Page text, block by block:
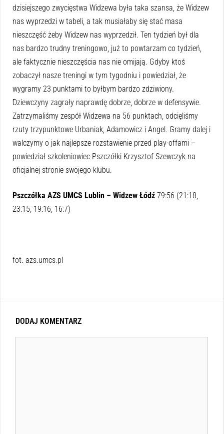
dzisiejszego zwycięstwa Widzewa była taka szansa, że Widzew
nas wyprzedzi w tabeli, a tak musiałaby się stać masa
nieszczęść żeby Widzew nas wyprzedził. Ten tydzień był dla
nas bardzo trudny treningowo, już to powtarzam co tydzień,
ale faktycznie nieszczęścia nas nie omijają. Gdyby ktoś
zobaczył nasze treningi w tym tygodniu i powiedział, że
wygramy 23 punktami to byłbym bardzo zdziwiony.
Dziewczyny zagrały naprawdę dobrze, dobrze w defensywie.
Zatrzymaliśmy zespół Widzewa na 56 punktach, odcięliśmy
rzuty trzypunktowe Urbaniak, Adamowicz i Angel. Gramy dalej i
walczymy o jak najlepsze rozstawienie przed play-offami –
powiedział szkoleniowiec Pszczółki Krzysztof Szewczyk na
oficjalnej stronie swojego klubu.
Pszczółka AZS UMCS Lublin – Widzew Łódź 79:56 (21:18,
23:15, 19:16, 16:7)
fot. azs.umcs.pl
DODAJ KOMENTARZ